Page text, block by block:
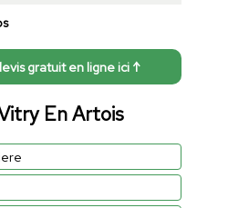
gratuit en ligne ici ↑
En Artois